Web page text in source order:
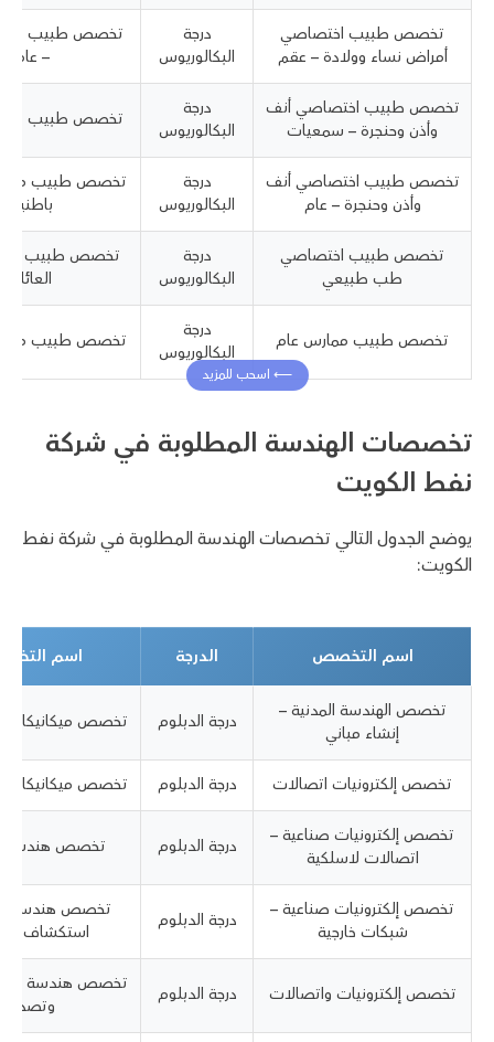
تخصص طبيب اختصاصي
أمراض نساء وولادة – عقم
درجة
البكالوريوس
تخصص طبيب
– عام
تخصص طبيب اختصاصي أنف
وأذن وحنجرة – سمعيات
درجة
البكالوريوس
تخصص طبيب
تخصص طبيب اختصاصي أنف
وأذن وحنجرة – عام
درجة
البكالوريوس
تخصص طبيب
باطنية
تخصص طبيب اختصاصي
طب طبيعي
درجة
البكالوريوس
تخصص طبيب
العائلة
تخصص طبيب ممارس عام
درجة
البكالوريوس
تخصص طبيب
تخصصات الهندسة المطلوبة في شركة
نفط الكويت
يوضح الجدول التالي تخصصات الهندسة المطلوبة في شركة نفط
الكويت:
اسم التخصص الدرجة اسم
تخصص الهندسة المدنية –
إنشاء مباني
درجة الدبلوم تخصص ميكانيكا
تخصص إلكترونيات اتصالات درجة الدبلوم تخصص ميكانيكا
تخصص إلكترونيات صناعية –
اتصالات لاسلكية
درجة الدبلوم تخصص هندسة
تخصص إلكترونيات صناعية –
شبكات خارجية
درجة الدبلوم
تخصص هندسة
استكشاف
تخصص إلكترونيات واتصالات درجة الدبلوم
تخصص هندسة
وتصدير